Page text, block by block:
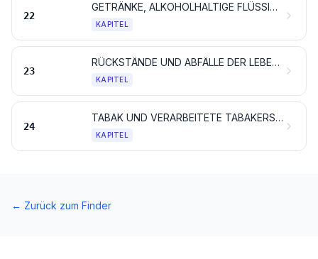
22
GETRÄNKE, ALKOHOLHALTIGE FLÜSSIGKEITEN UND ESSIG
KAPITEL
23
RÜCKSTÄNDE UND ABFÄLLE DER LEBENSMITTELINDUSTRIE; ZUBEREITETES FUTTER
KAPITEL
24
TABAK UND VERARBEITETE TABAKERSATZSTOFFE; ERZEUGNISSE, AUCH NIKOTINHALTIG, DIE ZUR INHALATION OHNE VERBRENNUNG BESTIMMT SIND; ANDERE NIKOTINHALTIGE ERZEUGNISSE, DIE ZUR NIKOTINAUFNAHME IN DEN MENSCHLICHEN KÖRPER BESTIMMT SIND
KAPITEL
← Zurück zum Finder